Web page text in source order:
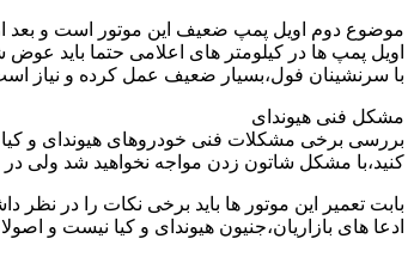
اویل پمپ ها در کیلومتر های اعلامی حتما باید
با سرنشینان فول،بسیار ضعیف عمل کرده و نیاز
مشکل فنی هیوندای
بررسی برخی مشکلات فنی خودروهای هیوندای و کیا
کنید،با مشکل شاتون زدن مواجه نخواهید شد ولی
ادعا های بازاریان،جنیون هیوندای و کیا نیست و اصولا این خودروساز به هیچ وجه یاتاقان 25 و پنجاه